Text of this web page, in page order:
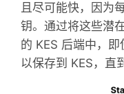
且尽可能快，因为
钥。通过将这些潜
的 KES 后端中，
以保存到 KES，直